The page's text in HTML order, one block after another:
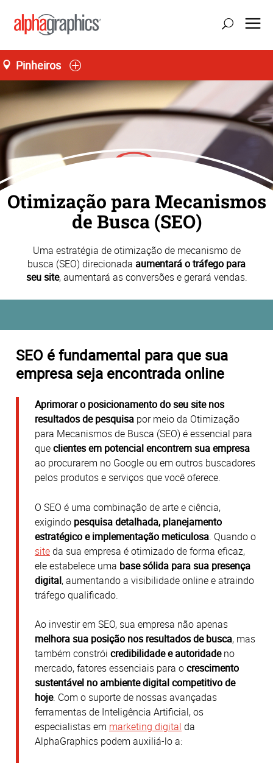
Pinheiros
Otimização para Mecanismos
de Busca (SEO)
Uma estratégia de otimização de mecanismo de
busca (SEO) direcionada aumentará o tráfego para
seu site, aumentará as conversões e gerará vendas.
SEO é fundamental para que sua
empresa seja encontrada online
Aprimorar o posicionamento do seu site nos
resultados de pesquisa por meio da Otimização
para Mecanismos de Busca (SEO) é essencial para
queclientes em potencial encontrem sua empresa
ao procurarem no Google ou em outros buscadores
pelos produtos e serviços que você oferece.
O SEO é uma combinação de arte e ciência,
exigindo pesquisa detalhada, planejamento
estratégico e implementação meticulosa. Quando o
siteda sua empresa é otimizado de forma eficaz,
ele estabelece uma base sólida para sua presença
digital, aumentando a visibilidade online e atraindo
tráfego qualificado.
Ao investir em SEO, sua empresa não apenas
melhora sua posição nos resultados de busca, mas
também constrói credibilidade e autoridadeno
mercado, fatores essenciais para ocrescimento
sustentável no ambiente digital competitivo de
hoje. Com o suporte de nossas avançadas
ferramentas de Inteligência Artificial, os
especialistas em marketing digital da
AlphaGraphics podem auxiliá-lo a: